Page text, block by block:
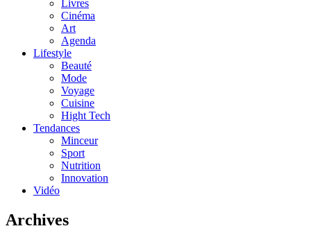
Livres
Cinéma
Art
Agenda
Lifestyle
Beauté
Mode
Voyage
Cuisine
Hight Tech
Tendances
Minceur
Sport
Nutrition
Innovation
Vidéo
Archives